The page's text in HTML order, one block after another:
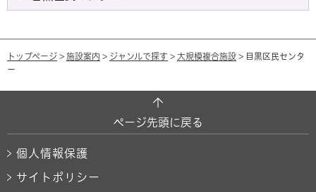
トップページ > 施設案内 > ジャンルで探す > 大規模複合施設 > 目黒区民センタ
ー
ページ先頭に戻る
個人情報保護
サイトポリシー